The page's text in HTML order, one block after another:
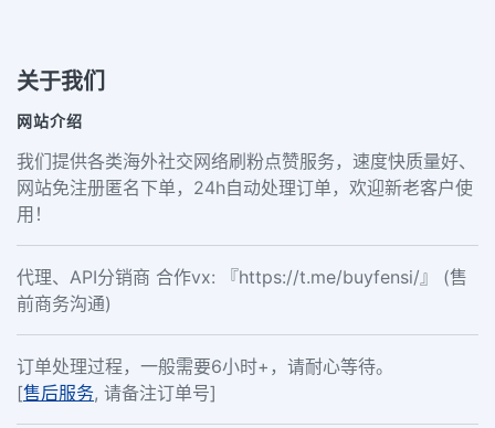
关于我们
网站介绍
我们提供各类海外社交网络刷粉点赞服务，速度快质量好、
网站免注册匿名下单，24h自动处理订单，欢迎新老客户使
用！
代理、API分销商 合作vx: 『https://t.me/buyfensi/』 (售
前商务沟通)
订单处理过程，一般需要6小时+，请耐心等待。
[售后服务, 请备注订单号]